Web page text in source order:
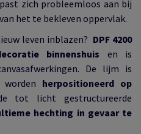
zich probleemloos aan bij
het te bekleven oppervlak.
leven inblazen? DPF 4200
binnenshuis en is
De lijm is
herpositioneerd op
tot licht gestructureerde
hechting in gevaar te